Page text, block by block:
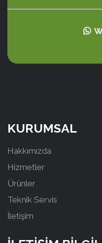
KURUMSAL
Hakkımızda
Hizmetler
Ürünler
Teknik Servis
İletişim